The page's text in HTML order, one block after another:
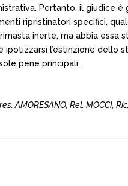
Pertanto, il
ripristinatori specifici,
inerte, ma abbia
l’estinzione
pene principali.
AMORESANO, Rel. MOCCI,